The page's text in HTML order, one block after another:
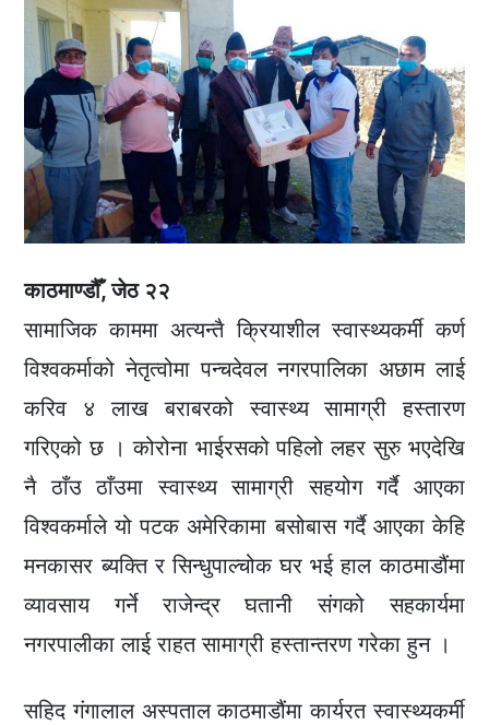
काठमाण्डौँ, जेठ २२
सामाजिक काममा अत्यन्तै क्रियाशील स्वास्थ्यकर्मी कर्ण
विश्वकर्माको नेतृत्वोमा पन्चदेवल नगरपालिका अछाम लाई
करिव ४ लाख बराबरको स्वास्थ्य सामाग्री हस्तारण
गरिएको छ । कोरोना भाईरसको पहिलो लहर सुरु भएदेखि
नै ठाँउ ठाँउमा स्वास्थ्य सामाग्री सहयोग गर्दै आएका
विश्वकर्माले यो पटक अमेरिकामा बसोबास गर्दै आएका केहि
मनकासर ब्यक्ति र सिन्धुपाल्चोक घर भई हाल काठमाडौंमा
व्यावसाय गर्ने राजेन्द्र घतानी संगको सहकार्यमा
नगरपालीका लाई राहत सामाग्री हस्तान्तरण गरेका हुन ।
सहिद गंगालाल अस्पताल काठमाडौंमा कार्यरत स्वास्थ्यकर्मी